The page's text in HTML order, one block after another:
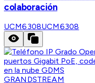
colaboración
UCM6308UCM6308
GRANDSTREAM